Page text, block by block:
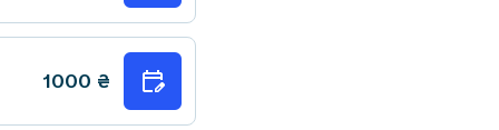
1000 ₴